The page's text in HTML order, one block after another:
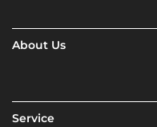
About Us
Service